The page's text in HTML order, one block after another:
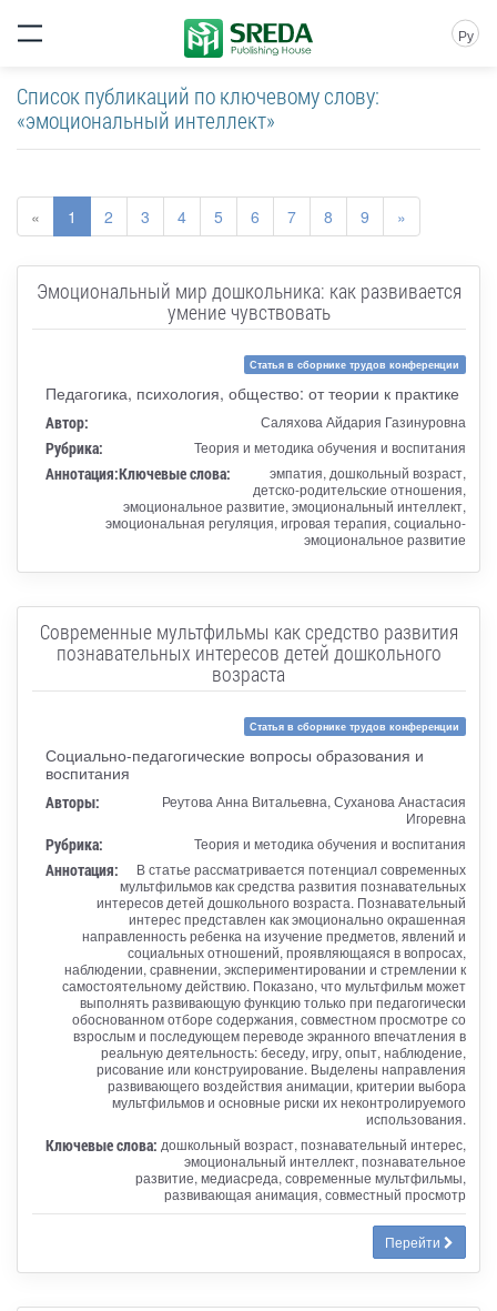
Ру
Список публикаций по ключевому слову:
«эмоциональный интеллект»
« 1 2 3 4 5 6 7 8 9 »
Эмоциональный мир дошкольника: как развивается
умение чувствовать
Статья в сборнике трудов конференции
Педагогика, психология, общество: от теории к практике
Автор: Саляхова Айдария Газинуровна
Рубрика: Теория и методика обучения и воспитания
Аннотация:Ключевые слова:
эмпатия, дошкольный возраст,
детско-родительские отношения,
эмоциональное развитие, эмоциональный интеллект,
эмоциональная регуляция, игровая терапия, социально-
эмоциональное развитие
Современные мультфильмы как средство развития
познавательных интересов детей дошкольного
возраста
Статья в сборнике трудов конференции
Социально-педагогические вопросы образования и
воспитания
Авторы:
Реутова Анна Витальевна, Суханова Анастасия
Игоревна
Рубрика: Теория и методика обучения и воспитания
Аннотация:
В статье рассматривается потенциал современных
мультфильмов как средства развития познавательных
интересов детей дошкольного возраста. Познавательный
интерес представлен как эмоционально окрашенная
направленность ребенка на изучение предметов, явлений и
социальных отношений, проявляющаяся в вопросах,
наблюдении, сравнении, экспериментировании и стремлении к
самостоятельному действию. Показано, что мультфильм может
выполнять развивающую функцию только при педагогически
обоснованном отборе содержания, совместном просмотре со
взрослым и последующем переводе экранного впечатления в
реальную деятельность: беседу, игру, опыт, наблюдение,
рисование или конструирование. Выделены направления
развивающего воздействия анимации, критерии выбора
мультфильмов и основные риски их неконтролируемого
использования.
Ключевые слова: дошкольный возраст, познавательный интерес,
эмоциональный интеллект, познавательное
развитие, медиасреда, современные мультфильмы,
развивающая анимация, совместный просмотр
Перейти